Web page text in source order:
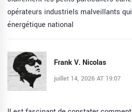
opérateurs industriels malveillants
énergétique national
Frank V. Nicolas
juillet 14, 2026 AT 19:07